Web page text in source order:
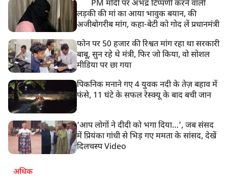
PM मोदी पर अभद्र टिप्पणी करने वाली
लड़की की मां का आया भावुक बयान, की
अजीबोगरीब मांग, कहा-बेटी को गोद लें प्रधानमंत्री
फोन पर 50 हजार की रिश्वत मांग रहा था सरकारी
बाबू, सुन रहे थे मंत्री, फिर जो किया, वो सोशल
मीडिया पर छा गया
पिकनिक मनाने गए 4 युवक नदी के तेज़ बहाव में
फंसे, 11 घंटे के सफल रेस्क्यू के बाद बची जान
‘आप लोगों ने दीदी को भगा दिया…’, जब संसद
में प्रियंका गांधी से भिड़ गए ममता के सांसद, देखें
दिलचस्प Video
अधिक